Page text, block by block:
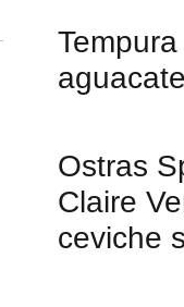
aguacate
Ostras
Claire
ceviche